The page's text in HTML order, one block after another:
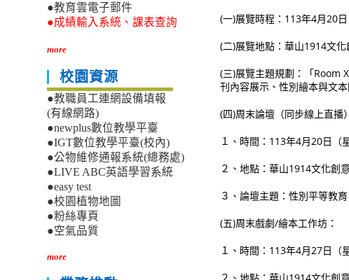
(一)展覽時程：113年4月20
(二)展覽地點：華山1914文
(三)展覽主題規劃：「Room
刊內容展示、性別繪本與文
(四)周末論壇（同步線上直播
１、時間：113年4月20日（
２、地點：華山1914文化創
３、論壇主題：性別平等教
(五)周末戲劇/繪本工作坊：
１、時間：113年4月27日（
２、地點：華山1914文化創
●教育雲電子郵件
●成績輸入系統、課表查詢
more
校園資源
●教職員工連網設備填報
(有線網路)
●newplus數位教學平臺
●IGT數位教學平臺(校內)
●公物維修通報系統(總務處)
●LIVE ABC英語學習系統
●easy test
●校園植物地圖
●粉絲專頁
●空氣品質
more